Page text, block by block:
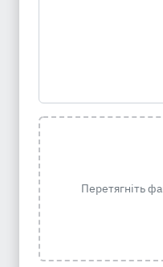
Перетягніть